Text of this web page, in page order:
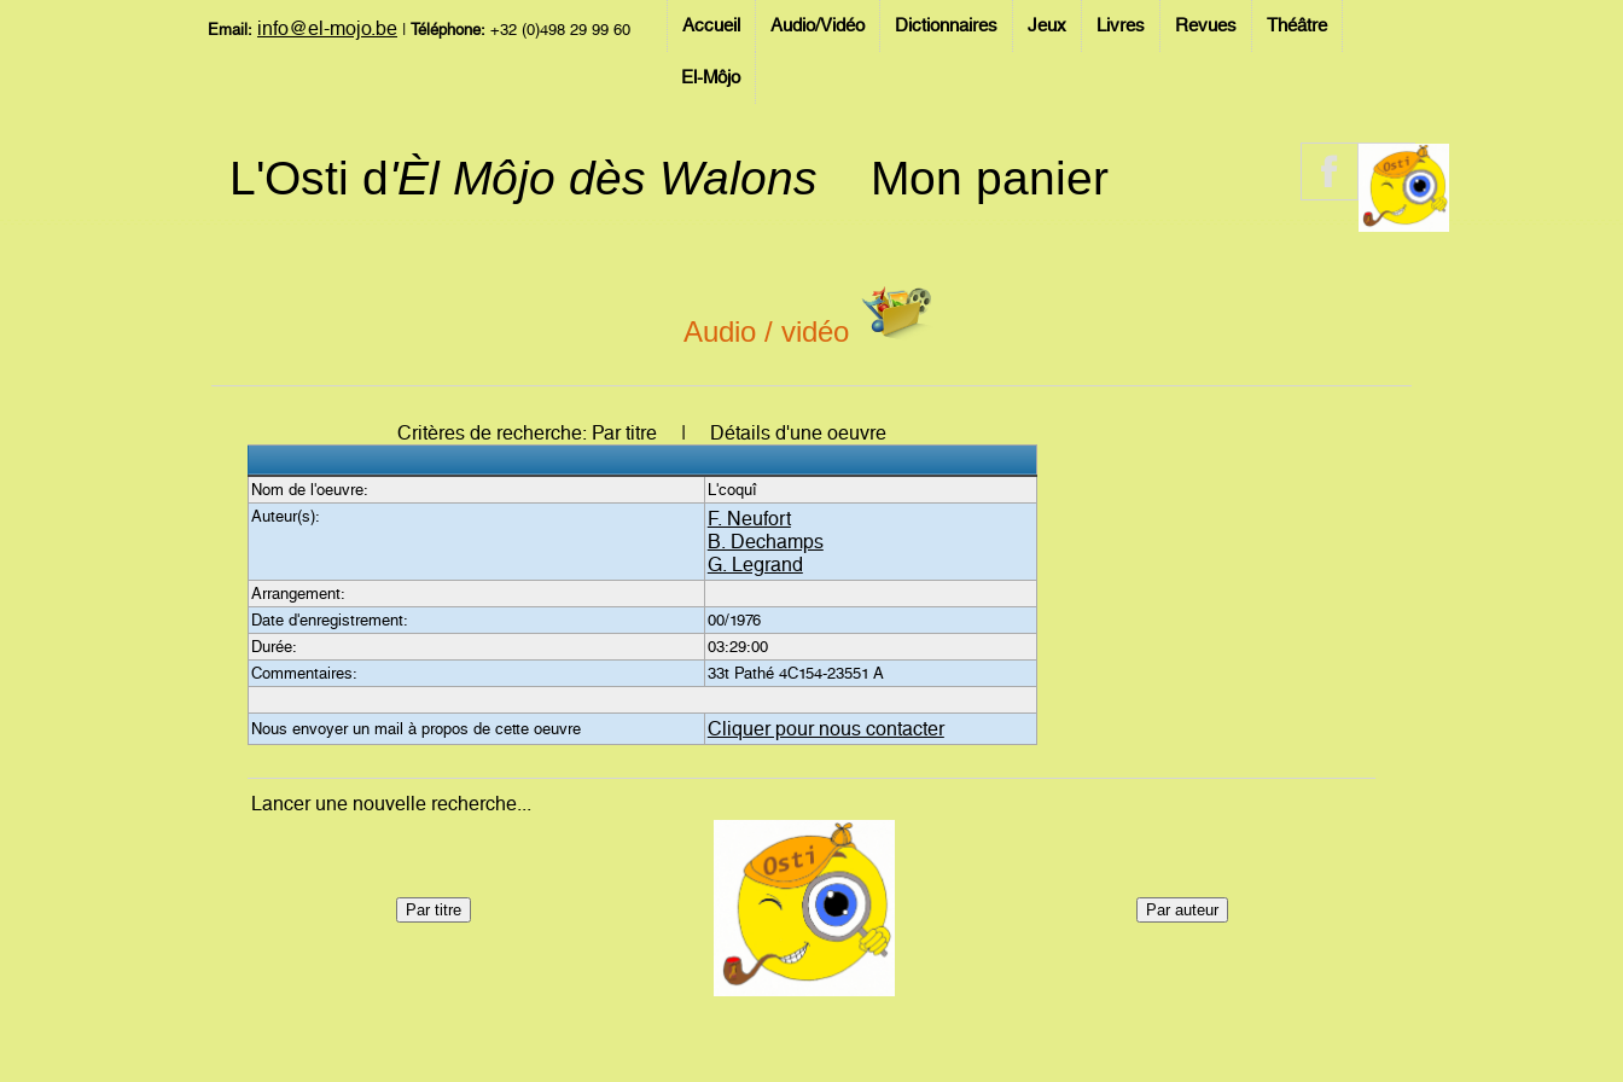
Email: info@el-mojo.be Téléphone: +32 (0)498 29 99 60 Accueil Audio/Vidéo Dictionnaires Jeux Livres Revues Théâtre
El-Môjo
L'Osti d'Èl Môjo dès Walons Mon panier
Audio / vidéo
Critères de recherche: Par titre | Détails d'une oeuvre
Nom de l'oeuvre:
L'coquî
Auteur(s):
F. Neufort
B. Dechamps
G. Legrand
Arrangement:
Date d'enregistrement:
00/1976
Durée:
03:29:00
Commentaires:
33t Pathé 4C154-23551 A
Nous envoyer un mail à propos de cette oeuvre Cliquer pour nous contacter
Lancer une nouvelle recherche...